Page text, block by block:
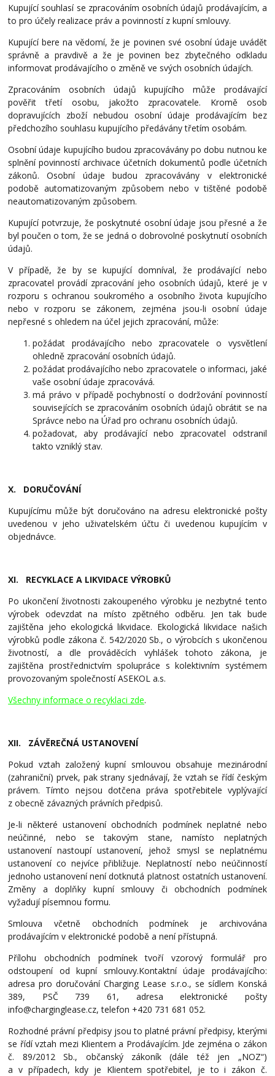
Kupující souhlasí se zpracováním osobních údajů prodávajícím, a
to pro účely realizace práv a povinností z kupní smlouvy.
Kupující bere na vědomí, že je povinen své osobní údaje uvádět
správně a pravdivě a že je povinen bez zbytečného odkladu
informovat prodávajícího o změně ve svých osobních údajích.
Zpracováním osobních údajů kupujícího může prodávající
pověřit třetí osobu, jakožto zpracovatele. Kromě osob
dopravujících zboží nebudou osobní údaje prodávajícím bez
předchozího souhlasu kupujícího předávány třetím osobám.
Osobní údaje kupujícího budou zpracovávány po dobu nutnou ke
splnění povinností archivace účetních dokumentů podle účetních
zákonů. Osobní údaje budou zpracovávány v elektronické
podobě automatizovaným způsobem nebo v tištěné podobě
neautomatizovaným způsobem.
Kupující potvrzuje, že poskytnuté osobní údaje jsou přesné a že
byl poučen o tom, že se jedná o dobrovolné poskytnutí osobních
údajů.
V případě, že by se kupující domníval, že prodávající nebo
zpracovatel provádí zpracování jeho osobních údajů, které je v
rozporu s ochranou soukromého a osobního života kupujícího
nebo v rozporu se zákonem, zejména jsou-li osobní údaje
nepřesné s ohledem na účel jejich zpracování, může:
požádat prodávajícího nebo zpracovatele o vysvětlení
ohledně zpracování osobních údajů.
požádat prodávajícího nebo zpracovatele o informaci, jaké
vaše osobní údaje zpracovává.
má právo v případě pochybností o dodržování povinností
souvisejících se zpracováním osobních údajů obrátit se na
Správce nebo na Úřad pro ochranu osobních údajů.
požadovat, aby prodávající nebo zpracovatel odstranil
takto vzniklý stav.
X. DORUČOVÁNÍ
Kupujícímu může být doručováno na adresu elektronické pošty
uvedenou v jeho uživatelském účtu či uvedenou kupujícím v
objednávce.
XI. RECYKLACE A LIKVIDACE VÝROBKŮ
Po ukončení životnosti zakoupeného výrobku je nezbytné tento
výrobek odevzdat na místo zpětného odběru. Jen tak bude
zajištěna jeho ekologická likvidace. Ekologická likvidace našich
výrobků podle zákona č. 542/2020 Sb., o výrobcích s ukončenou
životností, a dle prováděcích vyhlášek tohoto zákona, je
zajištěna prostřednictvím spolupráce s kolektivním systémem
provozovaným společností ASEKOL a.s.
Všechny informace o recyklaci zde.
XII. ZÁVĚREČNÁ USTANOVENÍ
Pokud vztah založený kupní smlouvou obsahuje mezinárodní
(zahraniční) prvek, pak strany sjednávají, že vztah se řídí českým
právem. Tímto nejsou dotčena práva spotřebitele vyplývající
z obecně závazných právních předpisů.
Je-li některé ustanovení obchodních podmínek neplatné nebo
neúčinné, nebo se takovým stane, namísto neplatných
ustanovení nastoupí ustanovení, jehož smysl se neplatnému
ustanovení co nejvíce přibližuje. Neplatností nebo neúčinností
jednoho ustanovení není dotknutá platnost ostatních ustanovení.
Změny a
doplňky kupní smlouvy či obchodních podmínek
vyžadují písemnou formu.
Smlouva včetně obchodních podmínek je archivována
prodávajícím v elektronické podobě a není přístupná.
Přílohu obchodních podmínek tvoří vzorový formulář pro
odstoupení od kupní smlouvy.Kontaktní údaje prodávajícího:
adresa pro doručování Charging Lease s.r.o., se sídlem Konská
389, PSČ 739 61, adresa elektronické pošty
info@charginglease.cz, telefon +420 731 681 052.
Rozhodné právní předpisy jsou to platné právní předpisy, kterými
se řídí vztah mezi Klientem a Prodávajícím. Jde zejména o zákon
č. 89/2012 Sb., občanský zákoník (dále též jen „NOZ“)
a v případech, kdy je Klientem spotřebitel, je to i zákon č.